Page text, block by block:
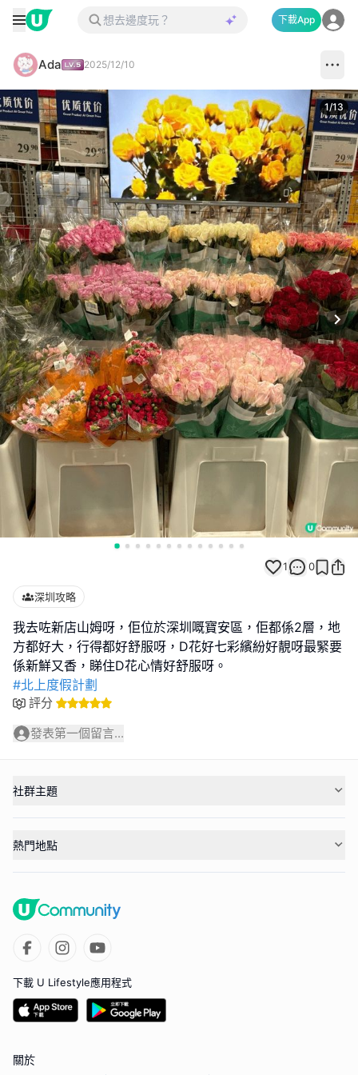
下載App
Ada 2025/12/10
1/13
1 0
深圳攻略
我去咗新店山姆呀，佢位於深圳嘅寶安區，佢都係2層，地
方都好大，行得都好舒服呀，D花好七彩繽紛好靚呀最緊要
#北上度假計劃
評分
發表第一個留言...
社群主題
熱門地點
下載 U Lifestyle應用程式
關於